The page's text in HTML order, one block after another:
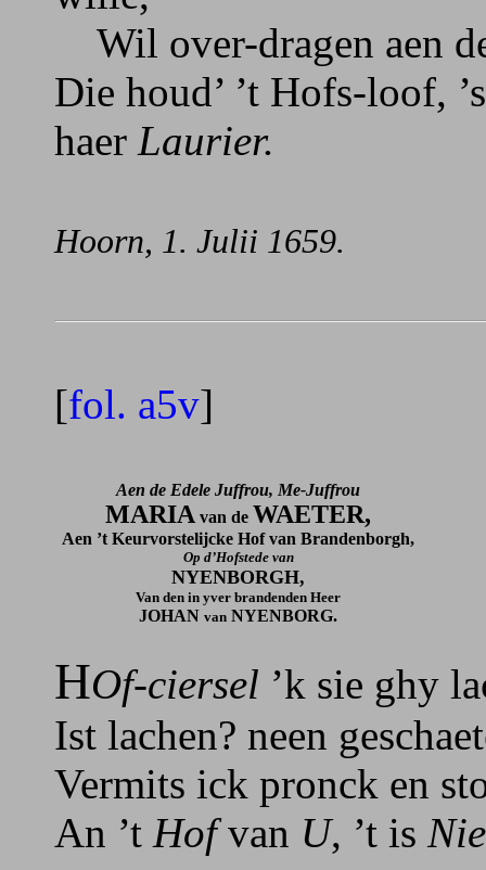
Wil over-dragen aen
Die houd’ ’t Hofs-loof,
haer Laurier.
Hoorn, 1. Julii 1659.
[fol. a5v]
Aen de Edele Juffrou, Me-Juffrou
MARIA van de WAETER,
Aen ’t Keurvorstelijcke Hof van Brandenborgh,
Op d’Hofstede van
NYENBORGH,
Van den in yver brandenden Heer
JOHAN van NYENBORG.
HOf-ciersel ’k sie ghy
Ist lachen? neen
Vermits ick pronck en
An ’t Hofvan U, ’t is